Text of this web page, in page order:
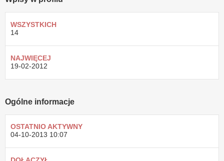
WSZYSTKICH
14
NAJWIĘCEJ
19-02-2012
Ogólne informacje
OSTATNIO AKTYWNY
04-10-2013 10:07